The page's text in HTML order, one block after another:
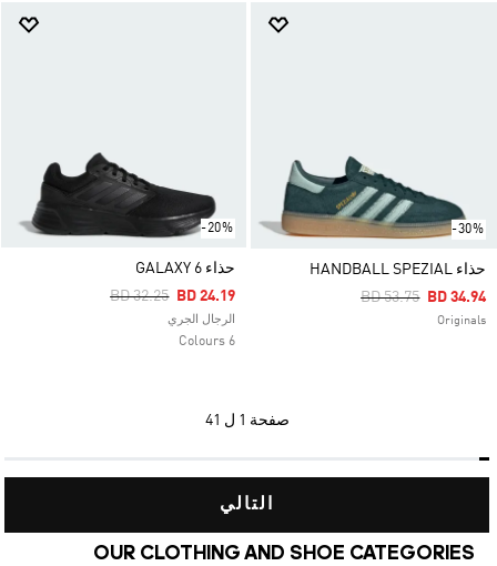
-30%
حذاء HANDBALL SPEZIAL
Price Reduced
BD 53.75ToBD 34.94
Originals
-20%
حذاء GALAXY 6
Price Reduced From
BD 32.25ToBD 24.19
الرجال الجري
6 Colours
صفحة 1 ل 41
التالي
OUR CLOTHING AND SHOE CATEGORIES